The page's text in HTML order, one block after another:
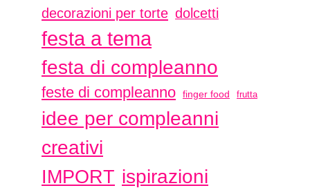
decorazioni per torte dolcetti
festa a tema
festa di compleanno
feste di compleanno finger food frutta
idee per compleanni
creativi
IMPORT ispirazioni